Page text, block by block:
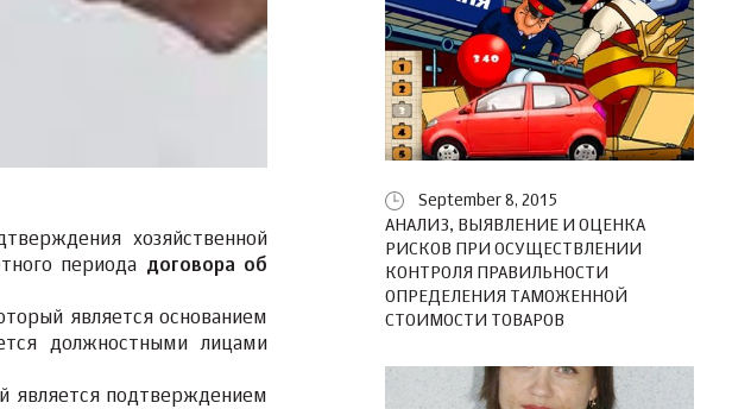
хозяйственной
периода договора об
является основанием
должностными лицами
является подтверждением
September 8, 2015
АНАЛИЗ, ВЫЯВЛЕНИЕ И ОЦЕНКА
РИСКОВ ПРИ ОСУЩЕСТВЛЕНИИ
КОНТРОЛЯ ПРАВИЛЬНОСТИ
ОПРЕДЕЛЕНИЯ ТАМОЖЕННОЙ
СТОИМОСТИ ТОВАРОВ